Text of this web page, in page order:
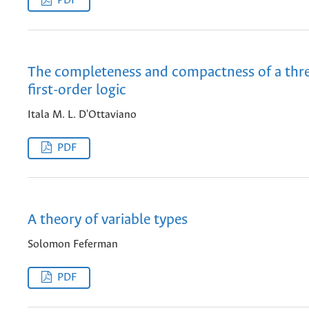
The completeness and compactness of a
first-order logic
Itala M. L. D'Ottaviano
PDF
A theory of variable types
Solomon Feferman
PDF